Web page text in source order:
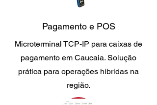
Pagamento e POS
Microterminal TCP-IP para caixas de
pagamento em Caucaia. Solução
prática para operações híbridas na
região.